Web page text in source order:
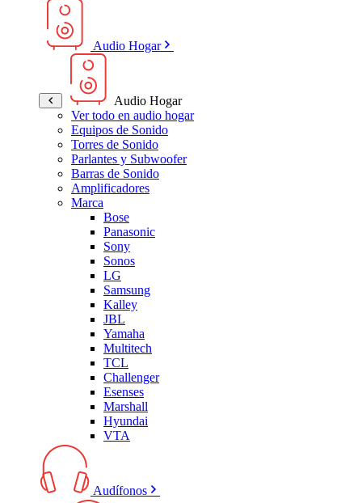
Audio Hogar
Audio Hogar
Ver todo en audio hogar
Equipos de Sonido
Torres de Sonido
Parlantes y Subwoofer
Barras de Sonido
Amplificadores
Marca
Bose
Panasonic
Sony
Sonos
LG
Samsung
Kalley
JBL
Yamaha
Multitech
TCL
Challenger
Esenses
Marshall
Hyundai
VTA
Audífonos